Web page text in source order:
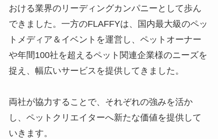
おける業界のリーディングカンパニーとして歩ん
できました。一方のFLAFFYは、国内最大級のペッ
トメディア＆イベントを運営し、ペットオーナー
や年間100社を超えるペット関連企業様のニーズを
捉え、幅広いサービスを提供してきました。
両社が協力することで、それぞれの強みを活か
し、ペットクリエイターへ新たな価値を提供して
いきます。